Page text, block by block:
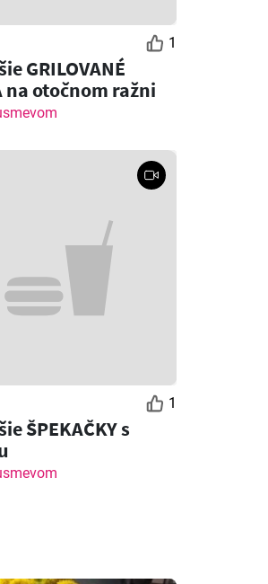
1
GRILOVANÉ
na otočnom ražni
1
ŠPEKAČKY s